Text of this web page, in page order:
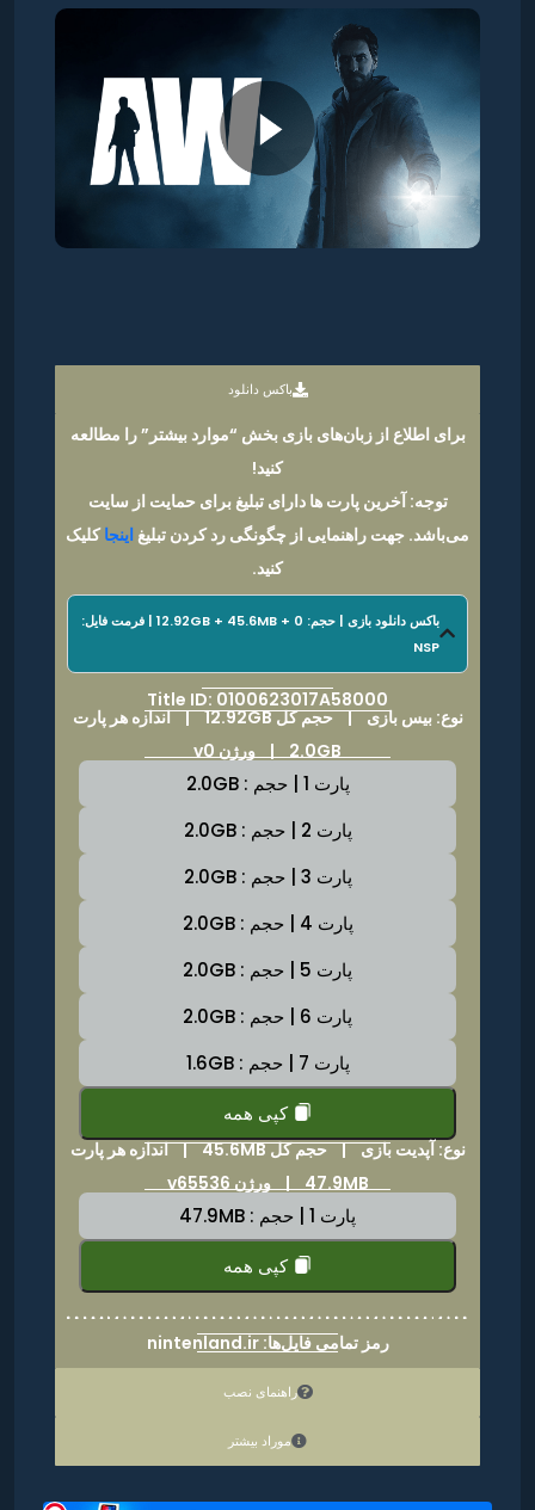
باکس دانلود
راهنمای نصب
موراد بیشتر
برای اطلاع از زبان‌های بازی بخش “موارد بیشتر” را مطالعه
کنید!
توجه: آخرین پارت ها دارای تبلیغ برای حمایت از سایت
می‌باشد. جهت راهنمایی از چگونگی رد کردن تبلیغ اینجاکلیک
کنید.
باکس دانلود بازی | حجم: 12.92GB + 45.6MB + 0 | فرمت فایل:
NSP
Title ID: 0100623017A58000
نوع: بیس بازی | حجم کل 12.92GB | اندازه هر پارت
2.0GB | ورژن v0
پارت 1 | حجم : 2.0GB
پارت 2 | حجم : 2.0GB
پارت 3 | حجم : 2.0GB
پارت 4 | حجم : 2.0GB
پارت 5 | حجم : 2.0GB
پارت 6 | حجم : 2.0GB
پارت 7 | حجم : 1.6GB
کپی همه
نوع: آپدیت بازی | حجم کل 45.6MB | اندازه هر پارت
47.9MB | ورژن v65536
پارت 1 | حجم : 47.9MB
کپی همه
رمز تمامی فایل‌ها: nintenland.ir